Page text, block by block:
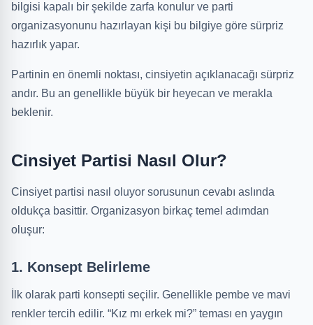
bilgisi kapalı bir şekilde zarfa konulur ve parti
organizasyonunu hazırlayan kişi bu bilgiye göre sürpriz
hazırlık yapar.
Partinin en önemli noktası, cinsiyetin açıklanacağı sürpriz
andır. Bu an genellikle büyük bir heyecan ve merakla
beklenir.
Cinsiyet Partisi Nasıl Olur?
Cinsiyet partisi nasıl oluyor sorusunun cevabı aslında
oldukça basittir. Organizasyon birkaç temel adımdan
oluşur:
1. Konsept Belirleme
İlk olarak parti konsepti seçilir. Genellikle pembe ve mavi
renkler tercih edilir. “Kız mı erkek mi?” teması en yaygın